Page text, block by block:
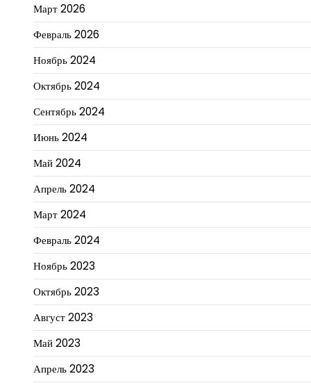
Март 2026
Февраль 2026
Ноябрь 2024
Октябрь 2024
Сентябрь 2024
Июнь 2024
Май 2024
Апрель 2024
Март 2024
Февраль 2024
Ноябрь 2023
Октябрь 2023
Август 2023
Май 2023
Апрель 2023